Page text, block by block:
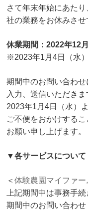
さて年末年始にあた
社の業務をお休みさせ
休業期間：2022年12
※2023年1月4日（水
期間中のお問い合わせ
入力、送信いただき
2023年1月4日（水）
ご不便をおかけする
お願い申し上げます。
▼各サービスについて
＜体験農園マイファー
上記期間中は事務手
期間中のお問い合わ